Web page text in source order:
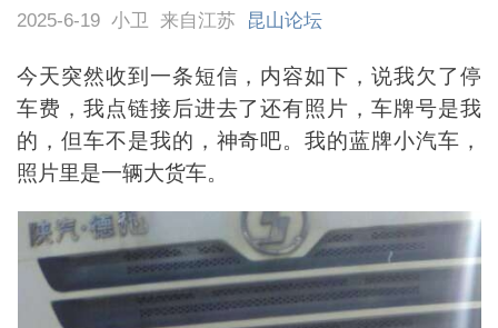
2025-6-19 小卫 来自江苏 昆山论坛
今天突然收到一条短信，内容如下，说我欠了停
车费，我点链接后进去了还有照片，车牌号是我
的，但车不是我的，神奇吧。我的蓝牌小汽车，
照片里是一辆大货车。